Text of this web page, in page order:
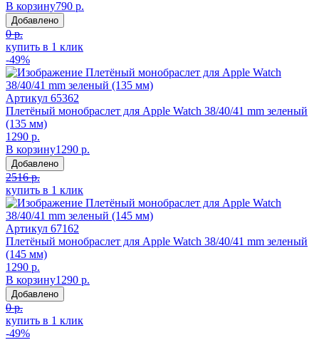
В корзину790 р.
Добавлено
0 р.
купить в 1 клик
-49%
Артикул 65362
Плетёный монобраслет для Apple Watch 38/40/41 mm зеленый
(135 мм)
1290 р.
В корзину1290 р.
Добавлено
2516 р.
купить в 1 клик
Артикул 67162
Плетёный монобраслет для Apple Watch 38/40/41 mm зеленый
(145 мм)
1290 р.
В корзину1290 р.
Добавлено
0 р.
купить в 1 клик
-49%